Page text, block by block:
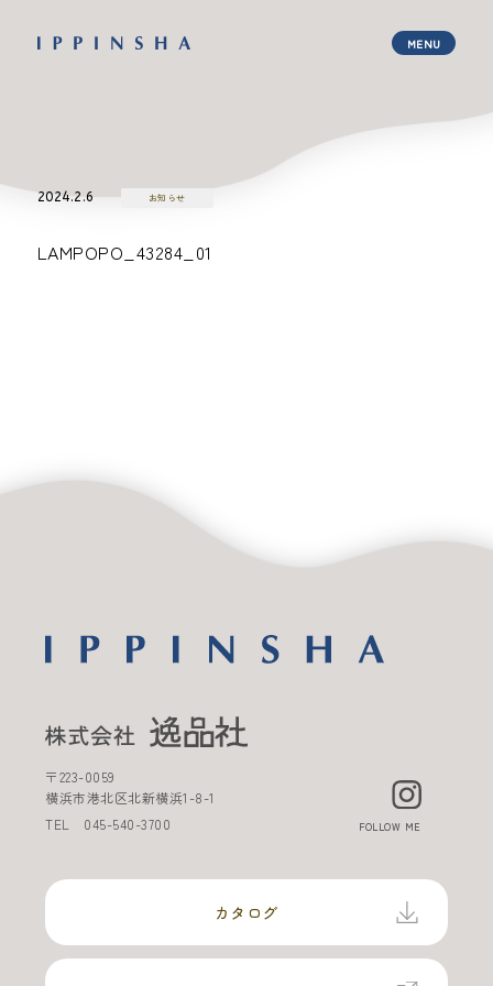
2024.2.6 お知らせ
LAMPOPO_43284_01
〒223-0059
横浜市港北区北新横浜1-8-1
TEL 045-540-3700 FOLLOW ME
カタログ